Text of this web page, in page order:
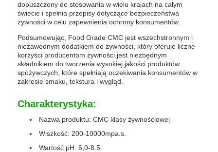
dopuszczony do stosowania w wielu krajach na całym
świecie i spełnia przepisy dotyczące bezpieczeństwa
żywności w celu zapewnienia ochrony konsumentów..
Podsumowując, Food Grade CMC jest wszechstronnym i
niezawodnym dodatkiem do żywności, który oferuje liczne
korzyści producentom żywności.jest niezbędnym
składnikiem do tworzenia wysokiej jakości produktów
spożywczych, które spełniają oczekiwania konsumentów w
zakresie smaku, tekstura i wygląd.
Charakterystyka:
Nazwa produktu: CMC klasy żywnościowej
Wiszkość: 200-10000mpa.s.
Wartość pH: 6,0-8.5